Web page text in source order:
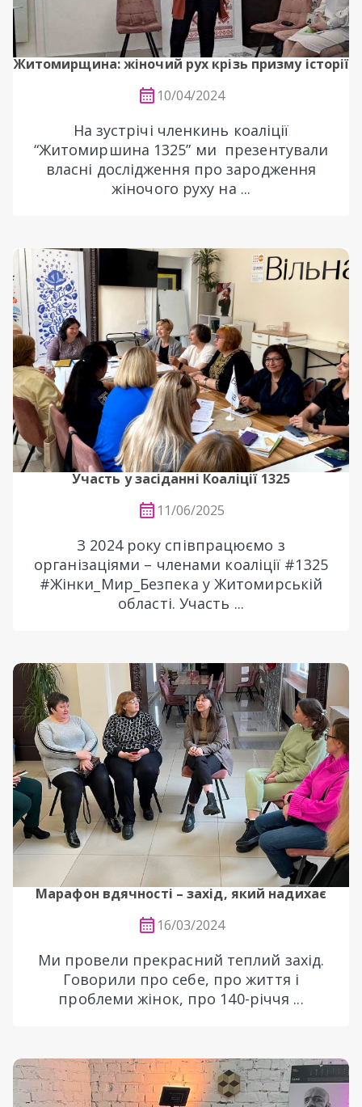
Житомирщина: жіночий рух крізь призму історії
10/04/2024
На зустрічі членкинь коаліції
“Житомиршина 1325” ми презентували
власні дослідження про зародження
жіночого руху на ...
Участь у засіданні Коаліції 1325
11/06/2025
З 2024 року співпрацюємо з
організаціями – членами коаліції #1325
#Жінки_Мир_Безпека у Житомирській
області. Участь ...
Марафон вдячності – захід, який надихає
16/03/2024
Ми провели прекрасний теплий захід.
Говорили про себе, про життя і
проблеми жінок, про 140-річчя ...